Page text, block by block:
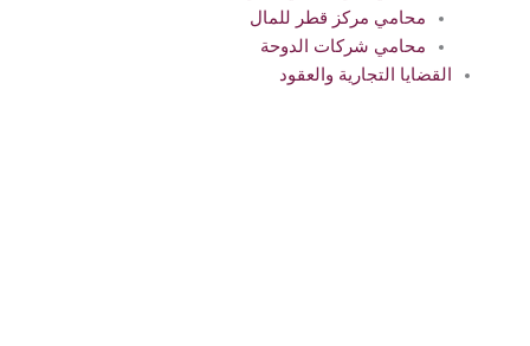
محامي مركز قطر للمال
محامي شركات الدوحة
القضايا التجارية والعقود